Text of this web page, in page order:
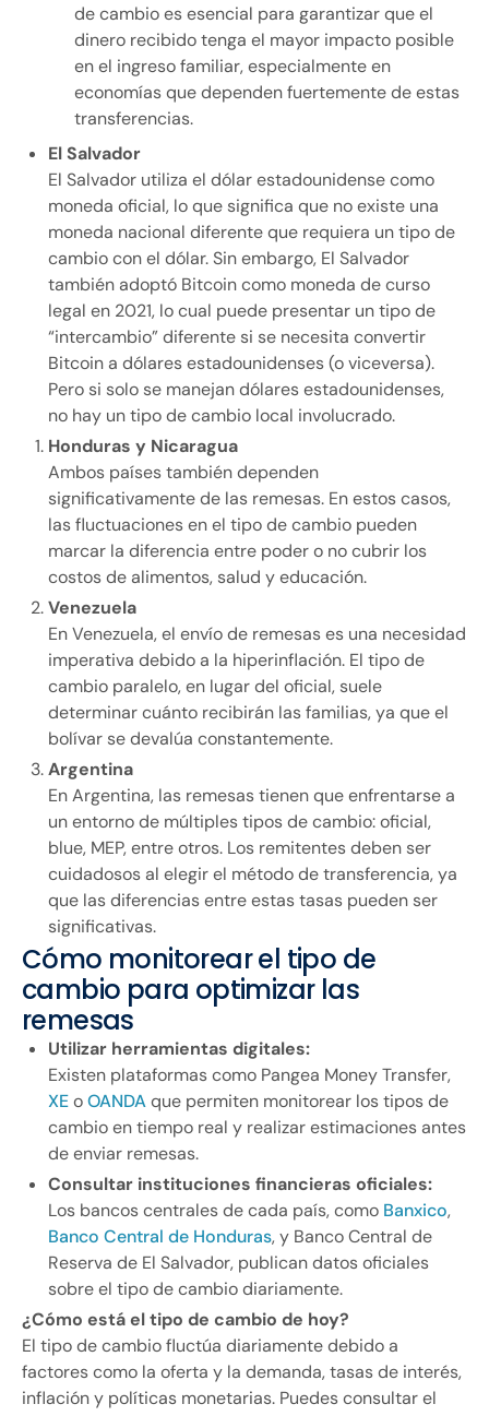
de cambio es esencial para garantizar que el
dinero recibido tenga el mayor impacto posible
en el ingreso familiar, especialmente en
economías que dependen fuertemente de estas
transferencias.
El Salvador
El Salvador utiliza el dólar estadounidense como
moneda oficial, lo que significa que no existe una
moneda nacional diferente que requiera un tipo de
cambio con el dólar. Sin embargo, El Salvador
también adoptó Bitcoin como moneda de curso
legal en 2021, lo cual puede presentar un tipo de
“intercambio” diferente si se necesita convertir
Bitcoin a dólares estadounidenses (o viceversa).
Pero si solo se manejan dólares estadounidenses,
no hay un tipo de cambio local involucrado.
Honduras y Nicaragua
Ambos países también dependen
significativamente de las remesas. En estos casos,
las fluctuaciones en el tipo de cambio pueden
marcar la diferencia entre poder o no cubrir los
costos de alimentos, salud y educación.
Venezuela
En Venezuela, el envío de remesas es una necesidad
imperativa debido a la hiperinflación. El tipo de
cambio paralelo, en lugar del oficial, suele
determinar cuánto recibirán las familias, ya que el
bolívar se devalúa constantemente.
Argentina
En Argentina, las remesas tienen que enfrentarse a
un entorno de múltiples tipos de cambio: oficial,
blue, MEP, entre otros. Los remitentes deben ser
cuidadosos al elegir el método de transferencia, ya
que las diferencias entre estas tasas pueden ser
significativas.
Cómo monitorear el tipo de
cambio para optimizar las
remesas
Utilizar herramientas digitales:
Existen plataformas como Pangea Money Transfer,
XEoOANDAque permiten monitorear los tipos de
cambio en tiempo real y realizar estimaciones antes
de enviar remesas.
Consultar instituciones financieras oficiales:
Los bancos centrales de cada país, como Banxico,
Banco Central de Honduras, y Banco Central de
Reserva de El Salvador, publican datos oficiales
sobre el tipo de cambio diariamente.
¿Cómo está el tipo de cambio de hoy?
El tipo de cambio fluctúa diariamente debido a
factores como la oferta y la demanda, tasas de interés,
inflación y políticas monetarias. Puedes consultar el